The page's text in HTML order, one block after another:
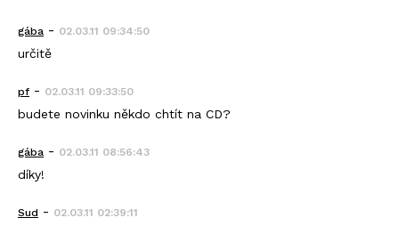
gába - 02.03.11 09:34:50
určitě
pf - 02.03.11 09:33:50
budete novinku někdo chtít na CD?
gába - 02.03.11 08:56:43
díky!
Sud - 02.03.11 02:39:11